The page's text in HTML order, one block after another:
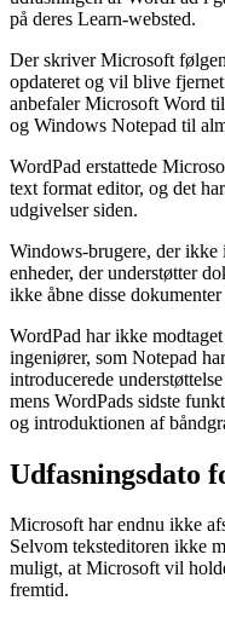
på deres Learn-websted.
Der skriver Microsoft
opdateret og vil blive
anbefaler Microsoft Word
og Windows Notepad til
WordPad erstattede
text format editor, og det
udgivelser siden.
Windows-brugere, der ikke
enheder, der understøtter
ikke åbne disse
WordPad har ikke
ingeniører, som Notepad
introducerede
mens WordPads sidste
og introduktionen af
Udfasningsdato
Microsoft har endnu ikke
Selvom teksteditoren ikke
muligt, at Microsoft vil
fremtid.